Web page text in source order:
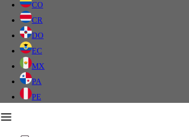
CO
CR
DO
EC
MX
PA
PE